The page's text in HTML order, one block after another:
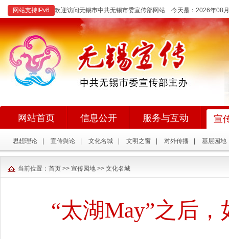
网站支持IPv6 欢迎访问无锡市中共无锡市委宣传部网站 今天是： 2026年08
网站首页 信息公开 服务与互动 宣
思想理论 宣传舆论 文化名城 文明之窗 对外传播 基层园地
当前位置： 首页 >> 宣传园地 >> 文化名城
“太湖May”之后